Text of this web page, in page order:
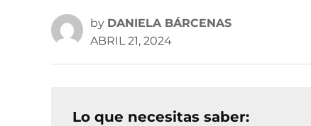
by DANIELA BÁRCENAS
ABRIL 21, 2024
Lo que necesitas saber: